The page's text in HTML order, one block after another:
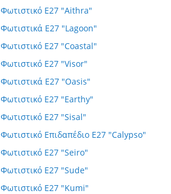
Φωτιστικό E27 "Aithra"
Φωτιστικά E27 "Lagoon"
Φωτιστικό E27 "Coastal"
Φωτιστικό E27 "Visor"
Φωτιστικά E27 "Oasis"
Φωτιστικό E27 "Earthy"
Φωτιστικό E27 "Sisal"
Φωτιστικό Επιδαπέδιο E27 "Calypso"
Φωτιστικό E27 "Seiro"
Φωτιστικό E27 "Sude"
Φωτιστικό E27 "Kumi"